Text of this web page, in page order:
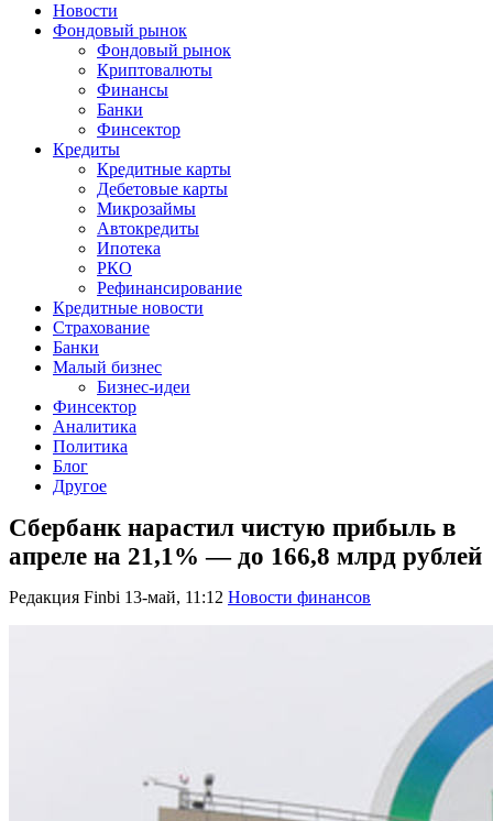
Новости
Фондовый рынок
Фондовый рынок
Криптовалюты
Финансы
Банки
Финсектор
Кредиты
Кредитные карты
Дебетовые карты
Микрозаймы
Автокредиты
Ипотека
РКО
Рефинансирование
Кредитные новости
Страхование
Банки
Малый бизнес
Бизнес-идеи
Финсектор
Аналитика
Политика
Блог
Другое
Сбербанк нарастил чистую прибыль в
апреле на 21,1% — до 166,8 млрд рублей
Редакция Finbi 13-май, 11:12 Новости финансов